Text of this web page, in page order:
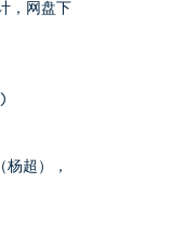
，网盘下
超），